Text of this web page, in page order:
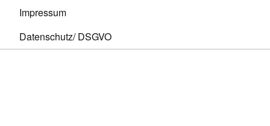
Impressum
Datenschutz/ DSGVO